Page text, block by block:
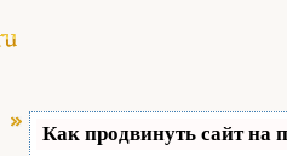
Как продвинуть сайт на